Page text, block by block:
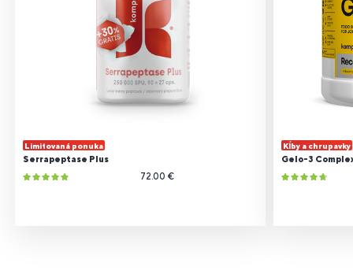
Limitovaná ponuka
Serrapeptase Plus
72.00 €
Kĺby a chrupavky
Gelo-3